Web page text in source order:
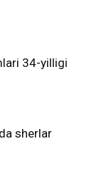
34-yilligi
sherlar